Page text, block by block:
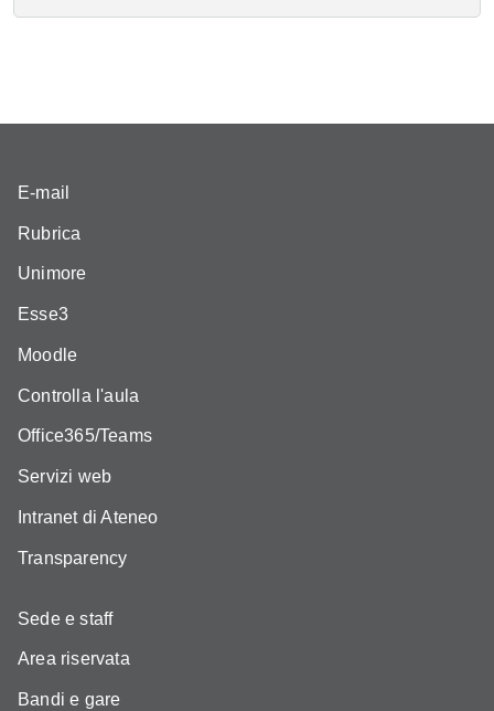
E-mail
Rubrica
Unimore
Esse3
Moodle
Controlla l'aula
Office365/Teams
Servizi web
Intranet di Ateneo
Transparency
Sede e staff
Area riservata
Bandi e gare